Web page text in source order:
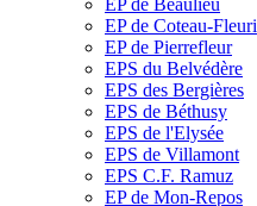
EP de Coteau-Fleuri
EP de Pierrefleur
EPS du Belvédère
EPS des Bergières
EPS de Béthusy
EPS de l'Elysée
EPS de Villamont
EPS C.F. Ramuz
EP de Mon-Repos